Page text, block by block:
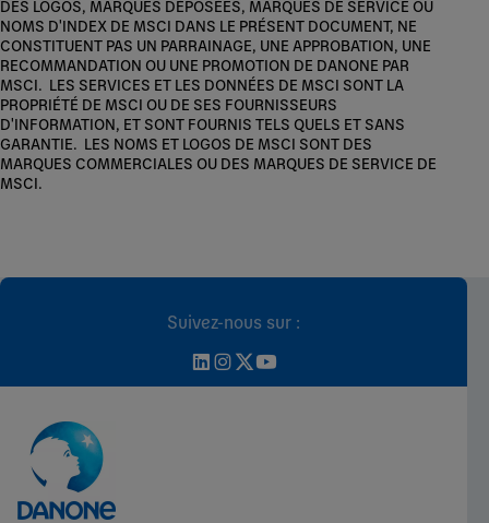
DES LOGOS, MARQUES DÉPOSÉES, MARQUES DE SERVICE OU
NOMS D'INDEX DE MSCI DANS LE PRÉSENT DOCUMENT, NE
CONSTITUENT PAS UN PARRAINAGE, UNE APPROBATION, UNE
RECOMMANDATION OU UNE PROMOTION DE DANONE PAR
MSCI. LES SERVICES ET LES DONNÉES DE MSCI SONT LA
PROPRIÉTÉ DE MSCI OU DE SES FOURNISSEURS
D'INFORMATION, ET SONT FOURNIS TELS QUELS ET SANS
GARANTIE. LES NOMS ET LOGOS DE MSCI SONT DES
MARQUES COMMERCIALES OU DES MARQUES DE SERVICE DE
MSCI.
Suivez-nous sur :